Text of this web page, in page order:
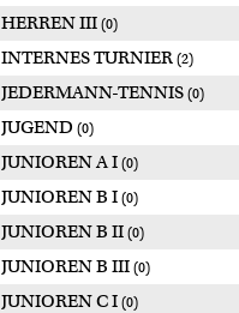
HERREN III (0)
INTERNES TURNIER (2)
JEDERMANN-TENNIS (0)
JUGEND (0)
JUNIOREN A I (0)
JUNIOREN B I (0)
JUNIOREN B II (0)
JUNIOREN B III (0)
JUNIOREN C I (0)